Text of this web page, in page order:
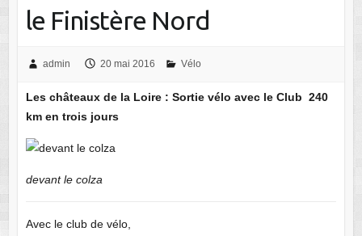
le Finistère Nord
admin 20 mai 2016 Vélo
Les châteaux de la Loire : Sortie vélo avec le Club 240
km en trois jours
devant le colza
Avec le club de vélo,